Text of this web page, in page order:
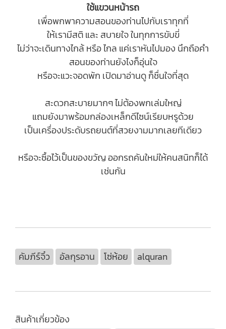
ใช้แขวนหน้ารถ
เพื่อพกพาความสอนของท่านไปกับเราทุกที่
ให้เรามีสติ และ สบายใจ ในทุกการขับขี่
ไม่ว่าจะเดินทางไกล้ หรือ ไกล แค่เราหันไปมอง นึกถือคำ
สอนของท่านยังไงก็อุ่นใจ
หรือจะแวะจอดพัก เปิดมาอ่านดู ก็ชื่นใจที่สุด
สะดวกสะบายมากๆ ไม่ต้องพกเล่มใหญ่
แถมยังมาพร้อมกล่องเหล็กดีไซน์เรียบหรูด้วย
เป็นเครื่องประดับรถยนต์ที่สวยงามมากเลยทีเดียว
หรือจะซื้อไว้เป็นของขวัญ ออกรถคันใหม่ให้คนสนิทก็ได้
เช่นกัน
คัมภีร์จิ๋ว อัลกุรอาน โซ่ห้อย alquran
สินค้าเกี่ยวข้อง